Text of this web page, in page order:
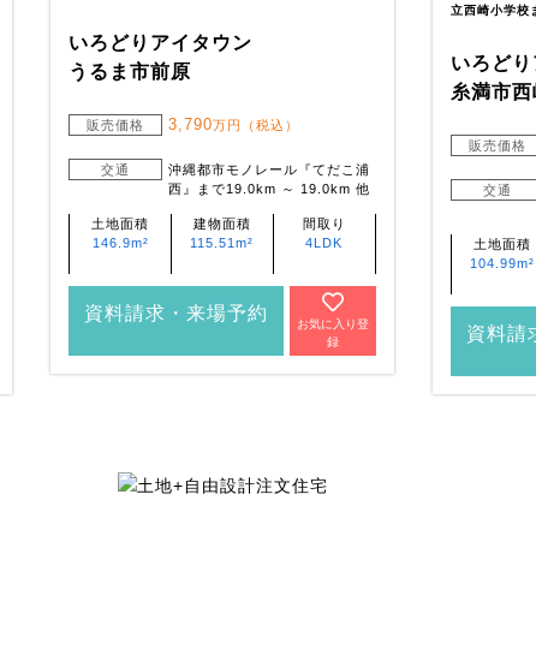
いろどりアイタウン
うるま市前原
販売価格 3,790万円（税込）
交通
沖縄都市モノレール『てだこ浦
西』まで19.0km ～ 19.0km 他
土地面積
146.9m²
建物面積
115.51m²
間取り
4LDK
資料請求・来場予約
お気に入り登
録
立西崎小学校
いろど
糸満市西
販売価格
交通
土地面積
104.99m²
資料請